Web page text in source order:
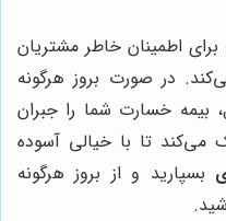
برای اطمینان خاطر مشتریان
در صورت بروز هرگونه
خسارت شما را جبران
می‌کند تا با خیالی آسوده
بسپارید و از بروز هرگونه